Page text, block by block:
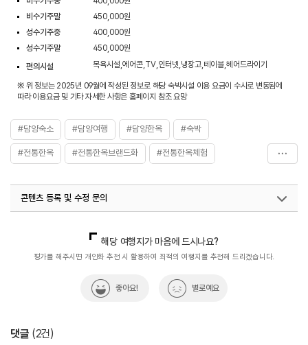
비수기주말
450,000원
성수기주중
400,000원
성수기주말
450,000원
편의시설
목욕시설,에어콘,TV,인터넷,냉장고,테이블,헤어드라이기
※ 위 정보는 2025년 09월에 작성된 정보로 해당 숙박시설 이용 요금이 수시로 변동됨에
따라 이용요금 및 기타 자세한 사항은 홈페이지 참조 요망
#담양숙소 #담양여행 #담양한옥 #숙박
#전통한옥 #전통한옥브랜드화 #전통한옥체험
콘텐츠 등록 및 수정 문의
지역콘텐츠육성팀(반려동물동반여행)
02-7299-582
해당 여행지가 마음에 드시나요?
평가를 해주시면 개인화 추천 시 활용하여 최적의 여행지를 추천해 드리겠습니다.
좋아요! 별로예요
댓글 (2건)